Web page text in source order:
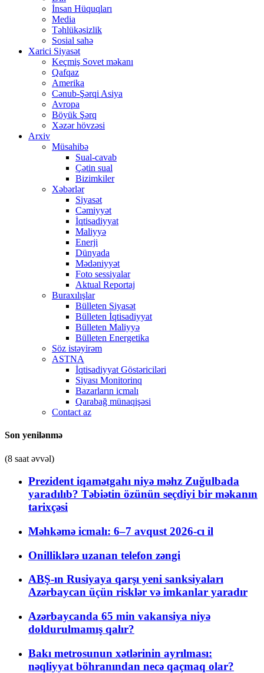
İnsan Hüquqları
Media
Təhlükəsizlik
Sosial sahə
Xarici Siyasət
Keçmiş Sovet məkanı
Qafqaz
Amerika
Cənub-Şərqi Asiya
Avropa
Böyük Şərq
Xəzər hövzəsi
Arxiv
Müsahibə
Sual-cavab
Çətin sual
Bizimkiler
Xəbərlər
Siyasət
Cəmiyyət
İqtisadiyyat
Maliyyə
Enerji
Dünyada
Mədəniyyət
Foto sessiyalar
Aktual Reportaj
Buraxılışlar
Bülleten Siyasət
Bülleten İqtisadiyyat
Bülleten Maliyyə
Bülleten Energetika
Söz istəyirəm
ASTNA
İqtisadiyyat Göstəriciləri
Siyası Monitorinq
Bazarların icmalı
Qarabağ münaqişəsi
Contact az
Son yenilənmə
(8 saat əvvəl)
Prezident iqamətgahı niyə məhz Zuğulbada
yaradılıb? Təbiətin özünün seçdiyi bir məkanın
tarixçəsi
Məhkəmə icmalı: 6–7 avqust 2026-cı il
Onilliklərə uzanan telefon zəngi
ABŞ-ın Rusiyaya qarşı yeni sanksiyaları
Azərbaycan üçün risklər və imkanlar yaradır
Azərbaycanda 65 min vakansiya niyə
doldurulmamış qalır?
Bakı metrosunun xətlərinin ayrılması:
nəqliyyat böhranından necə qaçmaq olar?